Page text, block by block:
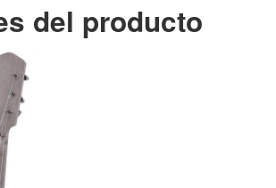
del producto